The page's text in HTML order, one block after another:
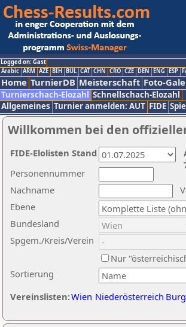
Logged on: Gast
Arabic ARM AZE BIH BUL CAT CHN CRO CZE DEN ENG ESP
Home TurnierDB Meisterschaft Foto-
Turnierschach-Elozahl Schnellschach-Elozahl
Allgemeines Turnier anmelden: AUT FIDE
Willkommen bei den
Nachname
Ebene
Sortierung
Personennummer
Bundesland
Spgem./Kreis/Verein
Nur
Vereinslisten:Wien Niederösterreich
FIDE-Elolisten Stand